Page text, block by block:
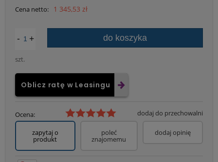
Cena netto: 1 345,53 zł
+
-
szt.
do koszyka
Oblicz ratę w Leasingu
Ocena: dodaj do przechowalni
zapytaj o
produkt
poleć
znajomemu
dodaj opinię